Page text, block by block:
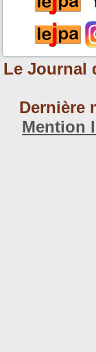
Le Journal
Dernière
Mention